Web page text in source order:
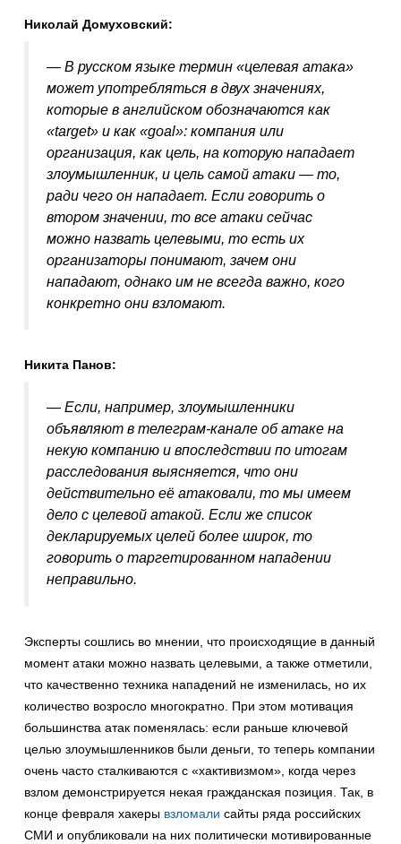
Николай Домуховский:
— В русском языке термин «целевая атака»
может употребляться в двух значениях,
которые в английском обозначаются как
«target» и как «goal»: компания или
организация, как цель, на которую нападает
злоумышленник, и цель самой атаки — то,
ради чего он нападает. Если говорить о
втором значении, то все атаки сейчас
можно назвать целевыми, то есть их
организаторы понимают, зачем они
нападают, однако им не всегда важно, кого
конкретно они взломают.
Никита Панов:
— Если, например, злоумышленники
объявляют в телеграм-канале об атаке на
некую компанию и впоследствии по итогам
расследования выясняется, что они
действительно её атаковали, то мы имеем
дело с целевой атакой. Если же список
декларируемых целей более широк, то
говорить о таргетированном нападении
неправильно.
Эксперты сошлись во мнении, что происходящие в данный
момент атаки можно назвать целевыми, а также отметили,
что качественно техника нападений не изменилась, но их
количество возросло многократно. При этом мотивация
большинства атак поменялась: если раньше ключевой
целью злоумышленников были деньги, то теперь компании
очень часто сталкиваются с «хактивизмом», когда через
взлом демонстрируется некая гражданская позиция. Так, в
конце февраля хакеры взломали сайты ряда российских
СМИ и опубликовали на них политически мотивированные